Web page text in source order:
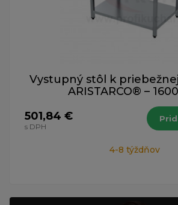
Vystupný stôl k
ARISTARCO® –
501,84 €
s DPH
4-8 týždňov